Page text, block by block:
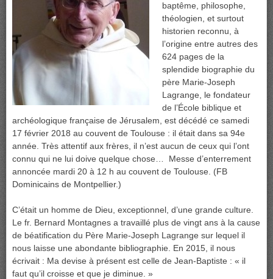
baptême, philosophe,
théologien, et surtout
historien reconnu, à
l’origine entre autres des
624 pages de la
splendide biographie du
père Marie-Joseph
Lagrange, le fondateur
de l’École biblique et
archéologique française de Jérusalem, est décédé ce samedi
17 février 2018 au couvent de Toulouse : il était dans sa 94e
année. Très attentif aux frères, il n’est aucun de ceux qui l’ont
connu qui ne lui doive quelque chose… Messe d’enterrement
annoncée mardi 20 à 12 h au couvent de Toulouse. (FB
Dominicains de Montpellier.)
C’était un homme de Dieu, exceptionnel, d’une grande culture.
Le fr. Bernard Montagnes a travaillé plus de vingt ans à la cause
de béatification du Père Marie-Joseph Lagrange sur lequel il
nous laisse une abondante bibliographie. En 2015, il nous
écrivait : Ma devise à présent est celle de Jean-Baptiste : « il
faut qu’il croisse et que je diminue. »